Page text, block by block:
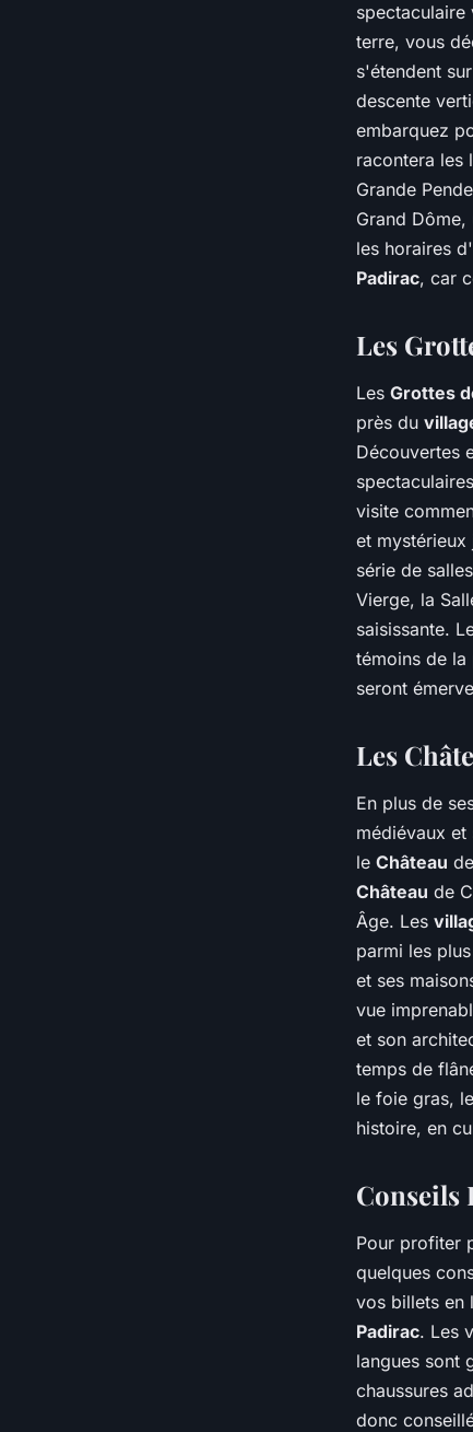
spectaculaire
terre, vous
s'étendent
descente
embarquez
racontera les
Grande
Grand
les horaires
Padirac, car
Les
Les Grottes
près du
Découvertes
visite
et
série de
Vierge, la
saisissante.
témoins de la
seront
Les
En plus de
médiévaux et
le Château
Château de
Âge. Les
parmi les
et ses
vue
et son
temps de
le foie gras,
histoire, en
Conseils
Pour profiter
quelques
vos billets en
Padirac. Les
langues sont
chaussures
donc